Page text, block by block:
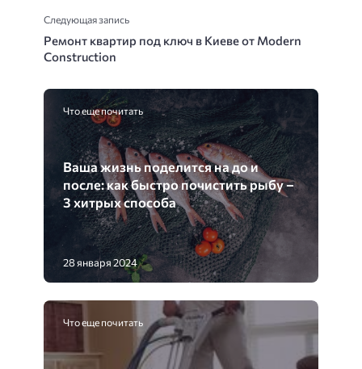
Следующая запись
Ремонт квартир под ключ в Киеве от Modern
Construction
Что еще почитать
Ваша жизнь поделится на до и
после: как быстро почистить рыбу –
3 хитрых способа
28 января 2024
Что еще почитать